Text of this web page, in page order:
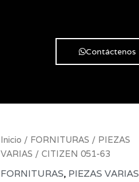
Contáctenos
Inicio / FORNITURAS / PIEZAS
VARIAS / CITIZEN 051-63
FORNITURAS, PIEZAS VARIAS
CITIZEN
051-
63